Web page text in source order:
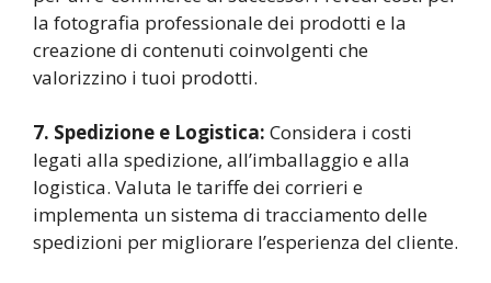
la fotografia professionale dei prodotti e la
creazione di contenuti coinvolgenti che
valorizzino i tuoi prodotti.
7. Spedizione e Logistica: Considera i costi
legati alla spedizione, all’imballaggio e alla
logistica. Valuta le tariffe dei corrieri e
implementa un sistema di tracciamento delle
spedizioni per migliorare l’esperienza del cliente.